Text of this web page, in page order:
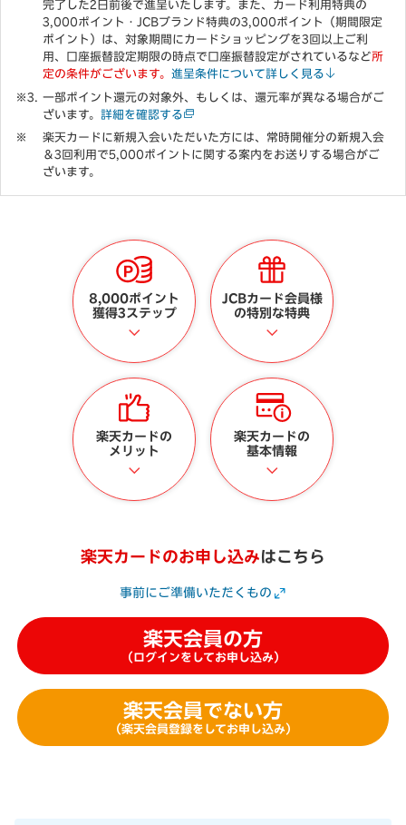
完了した2日前後で進呈いたします。また、カード利用特典の
3,000ポイント・JCBブランド特典の3,000ポイント（期間限定
ポイント）は、対象期間にカードショッピングを3回以上ご利
用、口座振替設定期限の時点で口座振替設定がされているなど所
定の条件がございます。 進呈条件について詳しく見る
一部ポイント還元の対象外、もしくは、還元率が異なる場合がご
ざいます。 詳細を確認する
楽天カードに新規入会いただいた方には、常時開催分の新規入会
＆3回利用で5,000ポイントに関する案内をお送りする場合がご
ざいます。
8,000ポイント
獲得3ステップ
JCBカード会員様
の特別な特典
楽天カードの
メリット
楽天カードの
基本情報
楽天カードのお申し込みはこちら
事前にご準備いただくもの
楽天会員の方
（ログインをしてお申し込み）
楽天会員でない方
（楽天会員登録をしてお申し込み）